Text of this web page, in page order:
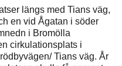
längs med Tians väg,
en vid Ågatan i söder
i Bromölla
cirkulationsplats i
Tians väg. År